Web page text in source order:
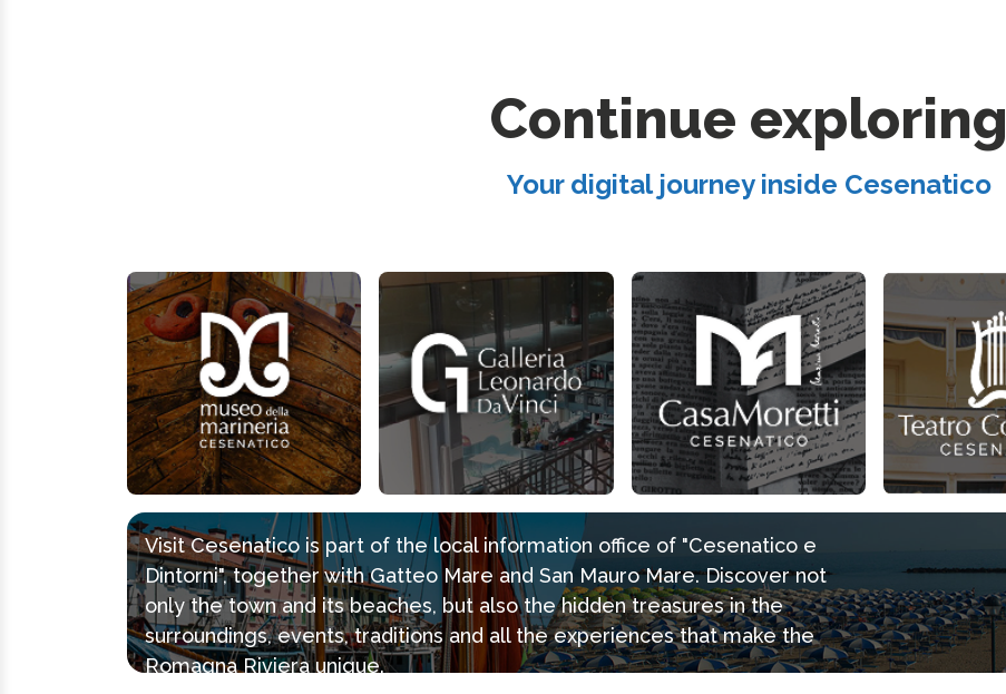
Continue exploring
Your digital journey inside Cesenatico
Visit Cesenatico is part of the local information office of "Cesenatico e
Dintorni", together with Gatteo Mare and San Mauro Mare. Discover not
only the town and its beaches, but also the hidden treasures in the
surroundings, events, traditions and all the experiences that make the
Romagna Riviera unique.